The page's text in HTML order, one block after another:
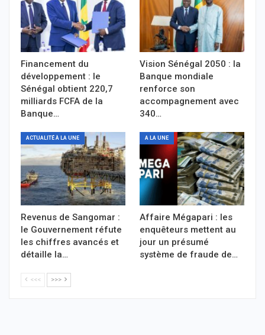
Financement du
développement : le
Sénégal obtient 220,7
milliards FCFA de la
Banque…
Vision Sénégal 2050 : la
Banque mondiale
renforce son
accompagnement avec
340…
ACTUALITÉ À LA UNE
Revenus de Sangomar :
le Gouvernement réfute
les chiffres avancés et
détaille la…
A LA UNE
Affaire Mégapari : les
enquêteurs mettent au
jour un présumé
système de fraude de…
<<< >>>